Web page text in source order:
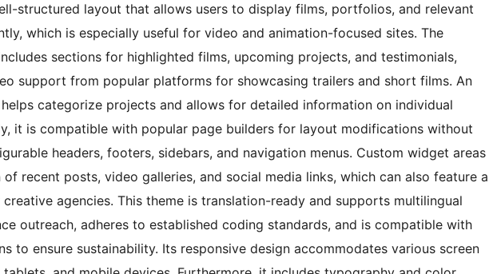
structured layout that allows users to display films, portfolios, and relevant
which is especially useful for video and animation-focused sites. The
sections for highlighted films, upcoming projects, and testimonials,
support from popular platforms for showcasing trailers and short films. An
categorize projects and allows for detailed information on individual
it is compatible with popular page builders for layout modifications without
headers, footers, sidebars, and navigation menus. Custom widget areas
recent posts, video galleries, and social media links, which can also feature a
agencies. This theme is translation-ready and supports multilingual
outreach, adheres to established coding standards, and is compatible with
to ensure sustainability. Its responsive design accommodates various screen